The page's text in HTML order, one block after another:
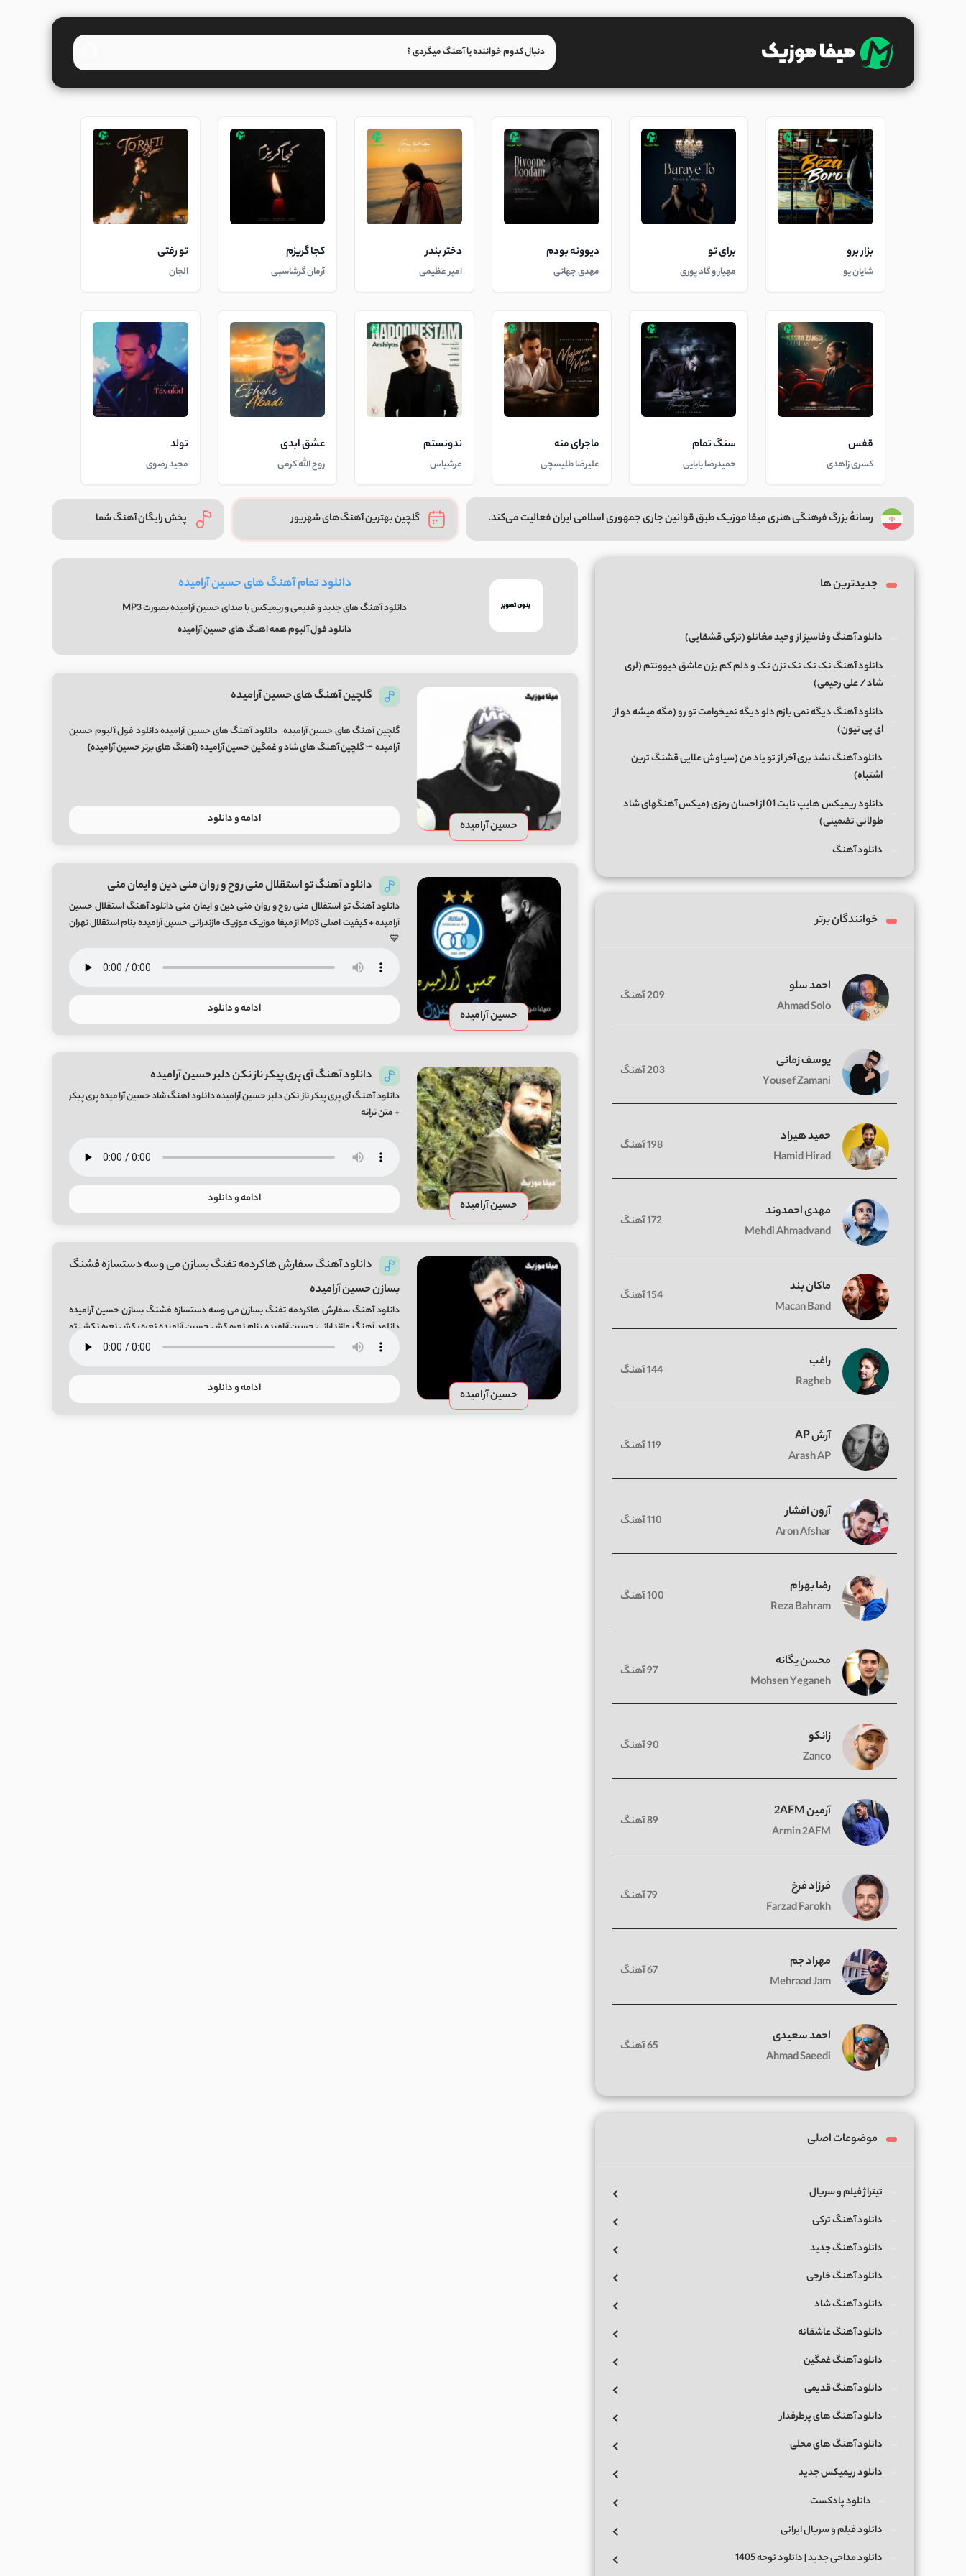
بزار برو
شایان یو
برای تو
مهیار و گاد پوری
دیوونه بودم
مهدی جهانی
دختر بندر
امیر عظیمی
کجا گریزم
آرمان گرشاسبی
تو رفتی
الجان
قفس
کسری زاهدی
سنگ تمام
حمیدرضا بابایی
ماجرای منه
علیرضا طلیسچی
ندونستم
عرشیاس
عشق ابدی
روح الله کرمی
تولد
مجید رضوی
رسانهٔ بزرگ فرهنگی هنری میفا موزیک طبق قوانین جاری جمهوری اسلامی ایران فعالیت می‌کند. گلچین بهترین آهنگ‌های شهریور پخش رایگان آهنگ شما
دانلود تمام آهنگ های حسین آرامیده
دانلود آهنگ های جدید و قدیمی و ریمیکس با صدای حسین آرامیده بصورت MP3
دانلود فول آلبوم همه اهنگ های حسین آرامیده
حسین آرامیده
گلچین آهنگ های حسین آرامیده
گلچین آهنگ های حسین آرامیده دانلود آهنگ های حسین آرامیده دانلود فول آلبوم حسین
آرامیده ∼ گلچین آهنگ های شاد و غمگین حسین آرامیده {آهنگ های برتر حسین آرامیده}
ادامه و دانلود
حسین آرامیده
دانلود آهنگ تو استقلال منی روح و روان منی دین و ایمان منی
دانلود آهنگ تو استقلال منی روح و روان منی دین و ایمان منی دانلود آهنگ استقلال حسین
آرامیده + کیفیت اصلی Mp3 از میفا موزیک موزیک مازندرانی حسین آرامیده بنام استقلال تهران
💙
ادامه و دانلود
حسین آرامیده
دانلود آهنگ آی پری پیکر ناز نکن دلبر حسین آرامیده
دانلود آهنگ آی پری پیکر ناز نکن دلبر حسین آرامیده دانلود اهنگ شاد حسین آرامیده پری پیکر
+ متن ترانه
ادامه و دانلود
حسین آرامیده
دانلود آهنگ سفارش هاکردمه تفنگ بسازن می وسه دستسازه فشنگ
بسازن حسین آرامیده
دانلود آهنگ سفارش هاکردمه تفنگ بسازن می وسه دستسازه فشنگ بسازن حسین آرامیده
دانلود آهنگ مازندارانی حسین آرامیده بنام نعره کش حسین آرامیده نعره بکش نعره نکش تو
میسه عربده نکش
ادامه و دانلود
جدیدترین ها
دانلود آهنگ وفاسیز از وحید مغانلو (ترکی قشقایی)
دانلود آهنگ نک نک نک نزن نک و دلم کم بزن عاشق دیوونتم (لری
شاد / علی رحیمی)
دانلود آهنگ دیگه نمی بازم دلو دیگه نمیخوامت تو رو (مگه میشه دو از
ای پی تیون)
دانلود آهنگ نشد بری آخر از تو یاد من (سیاوش علایی قشنگ ترین
اشتباه)
دانلود ریمیکس هایپ نایت 01 از احسان رمزی (میکس آهنگهای شاد
طولانی تضمینی)
دانلود آهنگ
خوانندگان برتر
احمد سلو
Ahmad Solo
209 آهنگ
یوسف زمانی
Yousef Zamani
203 آهنگ
حمید هیراد
Hamid Hirad
198 آهنگ
مهدی احمدوند
Mehdi Ahmadvand
172 آهنگ
ماکان بند
Macan Band
154 آهنگ
راغب
Ragheb
144 آهنگ
آرش AP
Arash AP
119 آهنگ
آرون افشار
Aron Afshar
110 آهنگ
رضا بهرام
Reza Bahram
100 آهنگ
محسن یگانه
Mohsen Yeganeh
97 آهنگ
زانکو
Zanco
90 آهنگ
آرمین 2AFM
Armin 2AFM
89 آهنگ
فرزاد فرخ
Farzad Farokh
79 آهنگ
مهراد جم
Mehraad Jam
67 آهنگ
احمد سعیدی
Ahmad Saeedi
65 آهنگ
موضوعات اصلی
تیتراژ فیلم و سریال
دانلود آهنگ ترکی
دانلود آهنگ جدید
دانلود آهنگ خارجی
دانلود آهنگ شاد
دانلود آهنگ عاشقانه
دانلود آهنگ غمگین
دانلود آهنگ قدیمی
دانلود آهنگ های پرطرفدار
دانلود آهنگ های محلی
دانلود ریمیکس جدید
دانلود پادکست
دانلود فیلم و سریال ایرانی
دانلود مداحی جدید | دانلود نوحه 1405